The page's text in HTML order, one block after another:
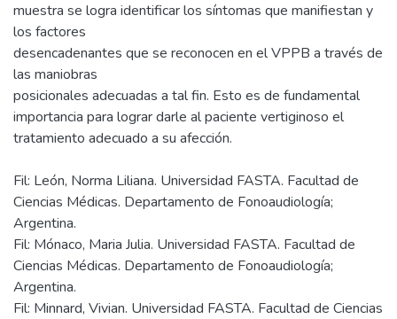
muestra se logra identificar los síntomas que manifiestan y
los factores
desencadenantes que se reconocen en el VPPB a través de
las maniobras
posicionales adecuadas a tal fin. Esto es de fundamental
importancia para lograr darle al paciente vertiginoso el
Fil: León, Norma Liliana. Universidad FASTA. Facultad de
Ciencias Médicas. Departamento de Fonoaudiología;
Argentina.
Fil: Mónaco, Maria Julia. Universidad FASTA. Facultad de
Ciencias Médicas. Departamento de Fonoaudiología;
Argentina.
Fil: Minnard, Vivian. Universidad FASTA. Facultad de Ciencias